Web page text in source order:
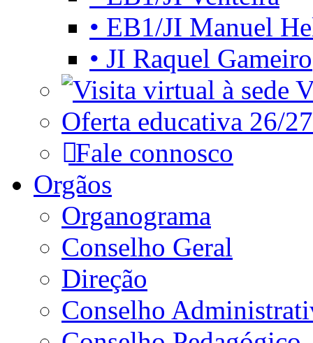
• EB1/JI Manuel
• JI Raquel Gameiro
Oferta educativa 26/27
Fale connosco
Orgãos
Organograma
Conselho Geral
Direção
Conselho